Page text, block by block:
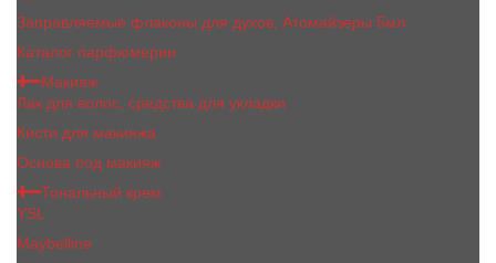
Заправляемые флаконы для духов, Атомайзеры 5мл
Каталог парфюмерии
Макияж
Лак для волос, средства для укладки
Кисти для макияжа
Основа под макияж
Тональный крем
YSL
Maybelline